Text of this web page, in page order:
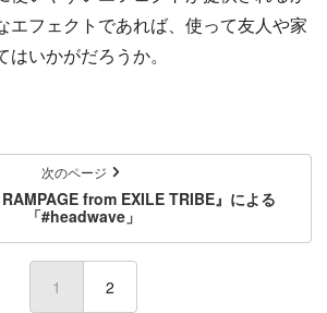
エフェクトであれば、使って友人や家
いかがだろうか。
次のページ
RAMPAGE from EXILE TRIBE』による
「#headwave」
1 (current)
2